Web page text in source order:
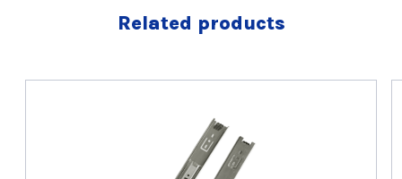
Related products